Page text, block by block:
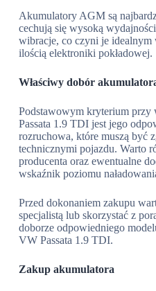
Akumulatory AGM są
cechują się wysoką
wibracje, co czyni je
ilością elektroniki pokładowej.
Właściwy dobór
Podstawowym kryterium
Passata 1.9 TDI jest jego
rozruchowa, które muszą być
technicznymi pojazdu. Warto
producenta oraz ewentualne
wskaźnik poziomu
Przed dokonaniem zakupu
specjalistą lub skorzystać z
doborze odpowiedniego
VW Passata 1.9 TDI.
Zakup akumulatora